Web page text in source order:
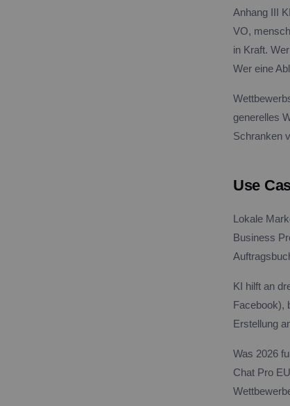
Anhang III
VO,
in Kraft.
Wer eine
generelles
Schranken
Use
Lokale
Business
KI hilft an
Facebook),
Erstellung
Was 2026
Chat Pro